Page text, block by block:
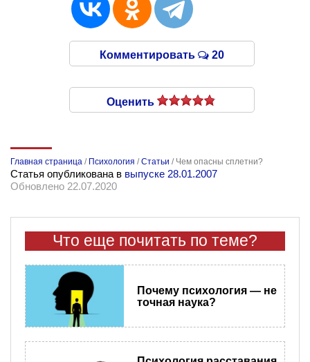
Комментировать 20
Оценить
Главная страница / Психология /Статьи / Чем опасны сплетни?
Статья опубликована в выпуске 28.01.2007
Обновлено 22.07.2020
Что еще почитать по теме?
Почему психология — не
точная наука?